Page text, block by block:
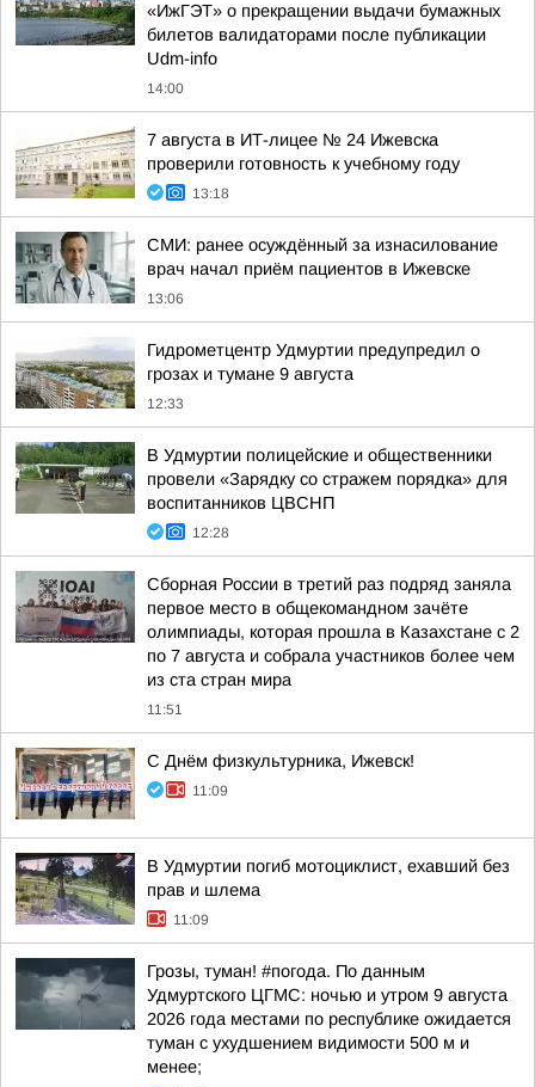
«ИжГЭТ» о прекращении выдачи бумажных
билетов валидаторами после публикации
Udm-info
14:00
7 августа в ИТ-лицее № 24 Ижевска
проверили готовность к учебному году
13:18
СМИ: ранее осуждённый за изнасилование
врач начал приём пациентов в Ижевске
13:06
Гидрометцентр Удмуртии предупредил о
грозах и тумане 9 августа
12:33
В Удмуртии полицейские и общественники
провели «Зарядку со стражем порядка» для
воспитанников ЦВСНП
12:28
Сборная России в третий раз подряд заняла
первое место в общекомандном зачёте
олимпиады, которая прошла в Казахстане с 2
по 7 августа и собрала участников более чем
из ста стран мира
11:51
С Днём физкультурника, Ижевск!
11:09
В Удмуртии погиб мотоциклист, ехавший без
прав и шлема
11:09
Грозы, туман! #погода. По данным
Удмуртского ЦГМС: ночью и утром 9 августа
2026 года местами по республике ожидается
туман с ухудшением видимости 500 м и
менее;